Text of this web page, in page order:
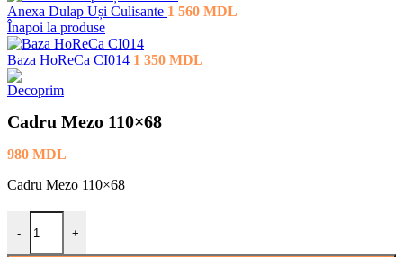
Anexa Dulap Uși Culisante 1 560 MDL
Înapoi la produse
Baza HoReCa CI014 1 350 MDL
Cadru Mezo 110×68
980 MDL
Cadru Mezo 110×68
-
Cantitate Cadru Mezo 110×68
+